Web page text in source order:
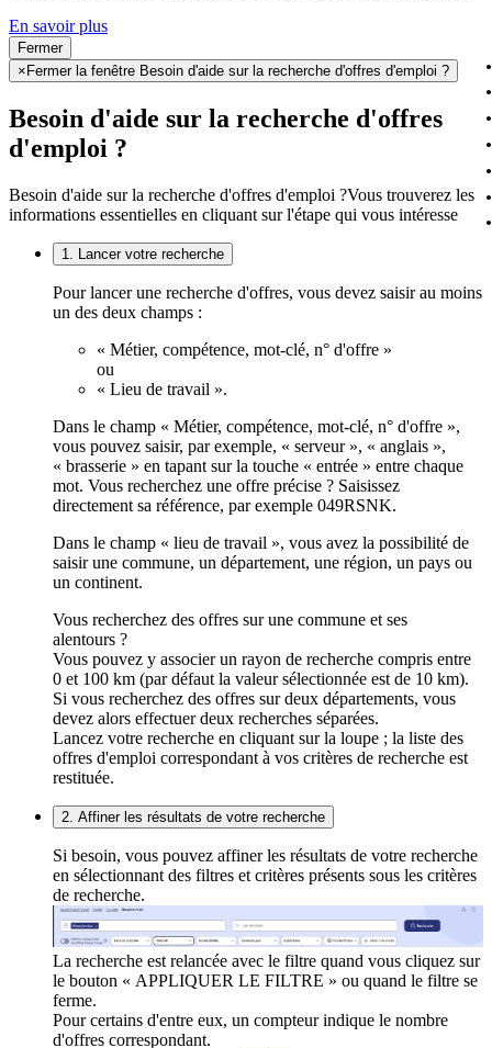
En savoir plus
Fermer
× Fermer la fenêtre Besoin d'aide sur la recherche d'offres d'emploi ?
Besoin d'aide sur la recherche d'offres
d'emploi ?
Besoin d'aide sur la recherche d'offres d'emploi ?Vous trouverez les
informations essentielles en cliquant sur l'étape qui vous intéresse
1. Lancer votre recherche
Pour lancer une recherche d'offres, vous devez saisir au moins
un des deux champs :
« Métier, compétence, mot-clé, n° d'offre »
ou
« Lieu de travail ».
Dans le champ « Métier, compétence, mot-clé, n° d'offre »,
vous pouvez saisir, par exemple, « serveur », « anglais »,
« brasserie » en tapant sur la touche « entrée » entre chaque
mot. Vous recherchez une offre précise ? Saisissez
directement sa référence, par exemple 049RSNK.
Dans le champ « lieu de travail », vous avez la possibilité de
saisir une commune, un département, une région, un pays ou
un continent.
Vous recherchez des offres sur une commune et ses
alentours ?
Vous pouvez y associer un rayon de recherche compris entre
0 et 100 km (par défaut la valeur sélectionnée est de 10 km).
Si vous recherchez des offres sur deux départements, vous
devez alors effectuer deux recherches séparées.
Lancez votre recherche en cliquant sur la loupe ; la liste des
offres d'emploi correspondant à vos critères de recherche est
restituée.
2. Affiner les résultats de votre recherche
Si besoin, vous pouvez affiner les résultats de votre recherche
en sélectionnant des filtres et critères présents sous les critères
de recherche.
La recherche est relancée avec le filtre quand vous cliquez sur
le bouton « APPLIQUER LE FILTRE » ou quand le filtre se
ferme.
Pour certains d'entre eux, un compteur indique le nombre
d'offres correspondant.